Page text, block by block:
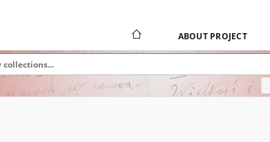
ABOUT PROJECT